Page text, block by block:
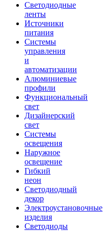
Светодиодные
ленты
Источники
питания
Системы
управления
и
автоматизации
Алюминиевые
профили
Функциональный
свет
Дизайнерский
свет
Системы
освещения
Наружное
освещение
Гибкий
неон
Светодиодный
декор
Электроустановочные
изделия
Светодиоды